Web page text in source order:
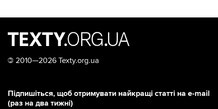
© 2010—2026 Texty.org.ua
Підпишіться, щоб отримувати найкращі статті на e-mail
(раз на два тижні)